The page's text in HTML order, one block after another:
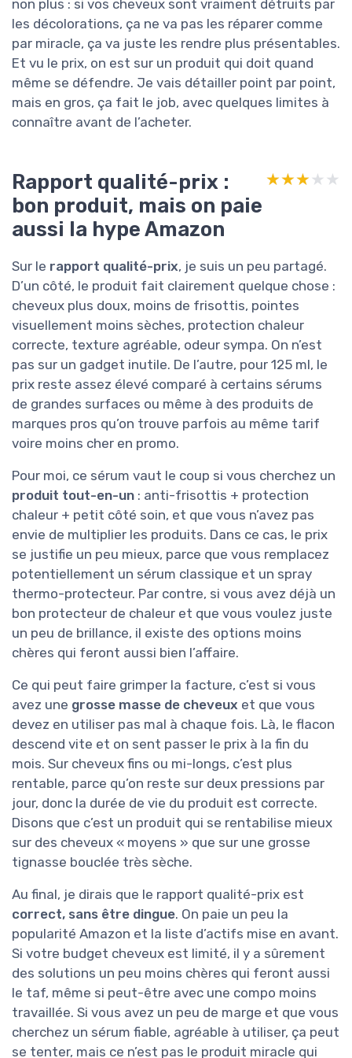
non plus : si vos cheveux sont vraiment détruits par
les décolorations, ça ne va pas les réparer comme
par miracle, ça va juste les rendre plus présentables.
Et vu le prix, on est sur un produit qui doit quand
même se défendre. Je vais détailler point par point,
mais en gros, ça fait le job, avec quelques limites à
connaître avant de l’acheter.
Rapport qualité-prix :
bon produit, mais on paie
aussi la hype Amazon
★★★★★
★★★★★
Sur le rapport qualité-prix, je suis un peu partagé.
D’un côté, le produit fait clairement quelque chose :
cheveux plus doux, moins de frisottis, pointes
visuellement moins sèches, protection chaleur
correcte, texture agréable, odeur sympa. On n’est
pas sur un gadget inutile. De l’autre, pour 125 ml, le
prix reste assez élevé comparé à certains sérums
de grandes surfaces ou même à des produits de
marques pros qu’on trouve parfois au même tarif
voire moins cher en promo.
Pour moi, ce sérum vaut le coup si vous cherchez un
produit tout-en-un : anti-frisottis + protection
chaleur + petit côté soin, et que vous n’avez pas
envie de multiplier les produits. Dans ce cas, le prix
se justifie un peu mieux, parce que vous remplacez
potentiellement un sérum classique et un spray
thermo-protecteur. Par contre, si vous avez déjà un
bon protecteur de chaleur et que vous voulez juste
un peu de brillance, il existe des options moins
chères qui feront aussi bien l’affaire.
Ce qui peut faire grimper la facture, c’est si vous
avez une grosse masse de cheveux et que vous
devez en utiliser pas mal à chaque fois. Là, le flacon
descend vite et on sent passer le prix à la fin du
mois. Sur cheveux fins ou mi-longs, c’est plus
rentable, parce qu’on reste sur deux pressions par
jour, donc la durée de vie du produit est correcte.
Disons que c’est un produit qui se rentabilise mieux
sur des cheveux « moyens » que sur une grosse
tignasse bouclée très sèche.
Au final, je dirais que le rapport qualité-prix est
correct, sans être dingue. On paie un peu la
popularité Amazon et la liste d’actifs mise en avant.
Si votre budget cheveux est limité, il y a sûrement
des solutions un peu moins chères qui feront aussi
le taf, même si peut-être avec une compo moins
travaillée. Si vous avez un peu de marge et que vous
cherchez un sérum fiable, agréable à utiliser, ça peut
se tenter, mais ce n’est pas le produit miracle qui